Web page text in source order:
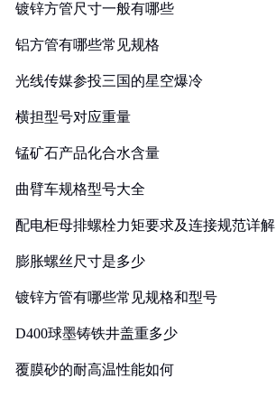
镀锌方管尺寸一般有哪些
铝方管有哪些常见规格
光线传媒参投三国的星空爆冷
横担型号对应重量
锰矿石产品化合水含量
曲臂车规格型号大全
配电柜母排螺栓力矩要求及连接规范详解
膨胀螺丝尺寸是多少
镀锌方管有哪些常见规格和型号
D400球墨铸铁井盖重多少
覆膜砂的耐高温性能如何